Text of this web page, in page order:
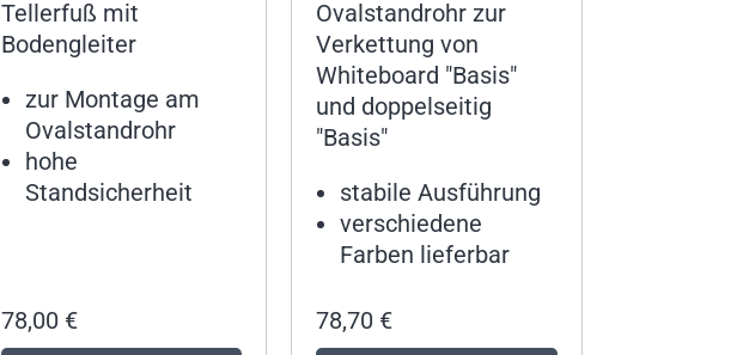
Tellerfuß mit
Bodengleiter
zur Montage am
Ovalstandrohr
hohe
Standsicherheit
78,00 €
Ovalstandrohr zur
Verkettung von
Whiteboard "Basis"
und doppelseitig
"Basis"
stabile Ausführung
verschiedene
Farben lieferbar
78,70 €